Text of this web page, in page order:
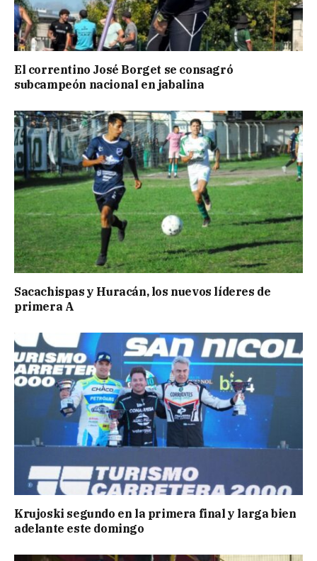
El correntino José Borget se consagró
subcampeón nacional en jabalina
Sacachispas y Huracán, los nuevos líderes de
primera A
Krujoski segundo en la primera final y larga bien
adelante este domingo